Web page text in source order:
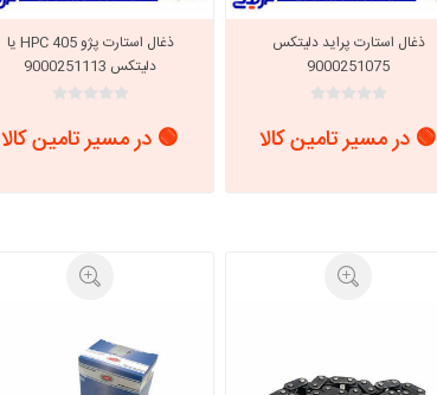
ذغال استارت پراید دلیتکس
9000251075
🟢 در مسیر تامین کالا
ذغال استارت پژو 405 HPC یا
دلیتکس 9000251113
🟢 در مسیر تامین کالا